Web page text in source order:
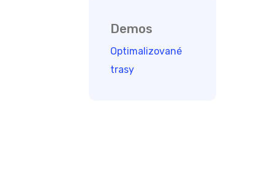
Demos
Optimalizované
trasy